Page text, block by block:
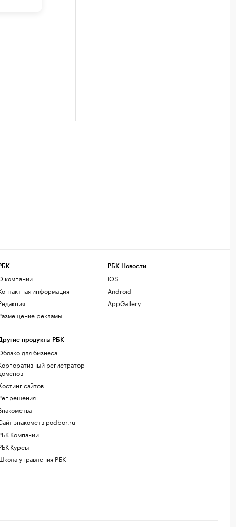
компании
информация
рекламы
продукты РБК
для бизнеса
регистратор
сайтов
знакомств podbor.ru
Компании
Курсы
управления РБК
РБК Новости
iOS
Android
AppGallery